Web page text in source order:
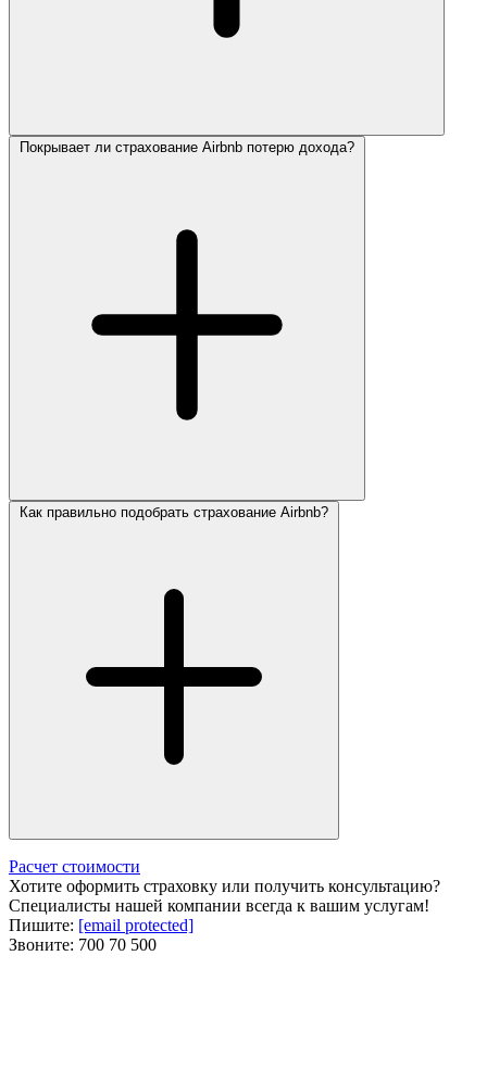
Покрывает ли страхование Airbnb потерю дохода?
Как правильно подобрать страхование Airbnb?
Расчет стоимости
Хотите оформить страховку или получить консультацию?
Специалисты нашей компании всегда к вашим услугам!
Пишите: [email protected]
Звоните: 700 70 500